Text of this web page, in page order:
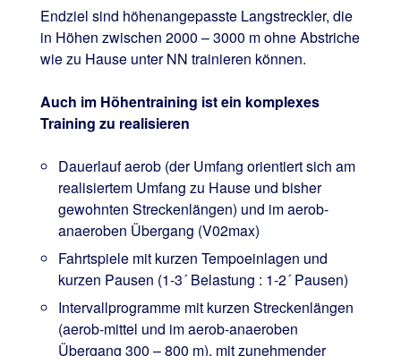
Endziel sind höhenangepasste Langstreckler, die
in Höhen zwischen 2000 – 3000 m ohne Abstriche
wie zu Hause unter NN trainieren können.
Auch im Höhentraining ist ein komplexes
Training zu realisieren
Dauerlauf aerob (der Umfang orientiert sich am
realisiertem Umfang zu Hause und bisher
gewohnten Streckenlängen) und im aerob-
anaeroben Übergang (V02max)
Fahrtspiele mit kurzen Tempoeinlagen und
kurzen Pausen (1-3´ Belastung : 1-2´ Pausen)
Intervallprogramme mit kurzen Streckenlängen
(aerob-mittel und im aerob-anaeroben
Übergang 300 – 800 m), mit zunehmender